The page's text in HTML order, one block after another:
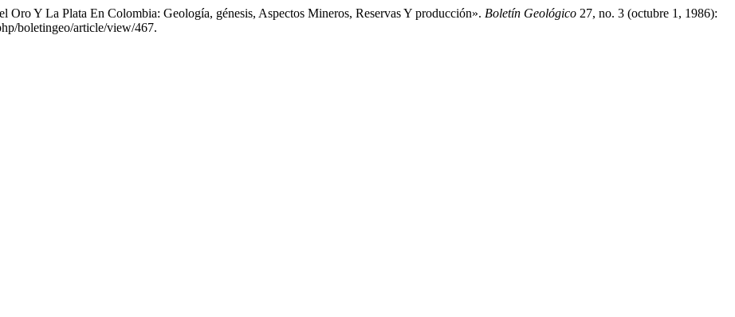
Y La Plata En Colombia: Geología, génesis, Aspectos Mineros, Reservas Y producción». Boletín Geológico 27, no. 3 (octubre 1, 1986):
boletingeo/article/view/467.